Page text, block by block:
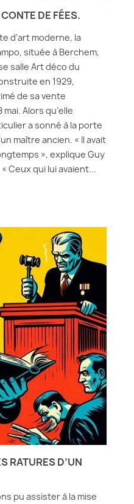
DE FÉES.
d’art moderne, la
située à Berchem,
salle Art déco du
en 1929,
de sa vente
Alors qu’elle
a sonné à la porte
maître ancien. « Il avait
», explique Guy
Ceux qui lui avaient...
RATURES D’UN
pu assister à la mise